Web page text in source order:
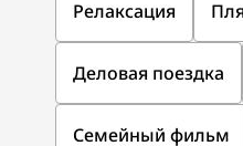
Релаксация
Деловая поездка
Семейный фильм